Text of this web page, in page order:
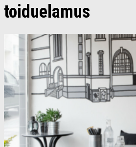
toiduelamus